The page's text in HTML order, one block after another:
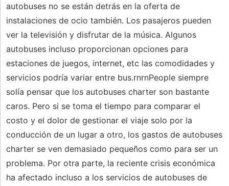
autobuses no se están detrás en la oferta de
instalaciones de ocio también. Los pasajeros pueden
ver la televisión y disfrutar de la música. Algunos
autobuses incluso proporcionan opciones para
estaciones de juegos, internet, etc las comodidades y
servicios podría variar entre bus.rnrnPeople siempre
solía pensar que los autobuses charter son bastante
caros. Pero si se toma el tiempo para comparar el
costo y el dolor de gestionar el viaje solo por la
conducción de un lugar a otro, los gastos de autobuses
charter se ven demasiado pequeños como para ser un
problema. Por otra parte, la reciente crisis económica
ha afectado incluso a los servicios de autobuses de